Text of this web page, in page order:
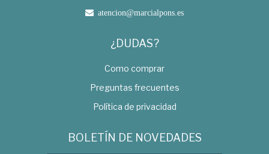
atencion@marcialpons.es
¿DUDAS?
Como comprar
Preguntas frecuentes
Política de privacidad
BOLETÍN DE NOVEDADES